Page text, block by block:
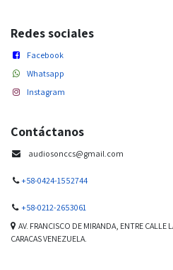
Redes sociales
Facebook
Whatsapp
Instagram
Contáctanos
audiosonccs@gmail.com
+58-0424-1552744
+58-0212-2653061
AV. FRANCISCO DE MIRANDA, ENTRE CALLE
CARACAS VENEZUELA.